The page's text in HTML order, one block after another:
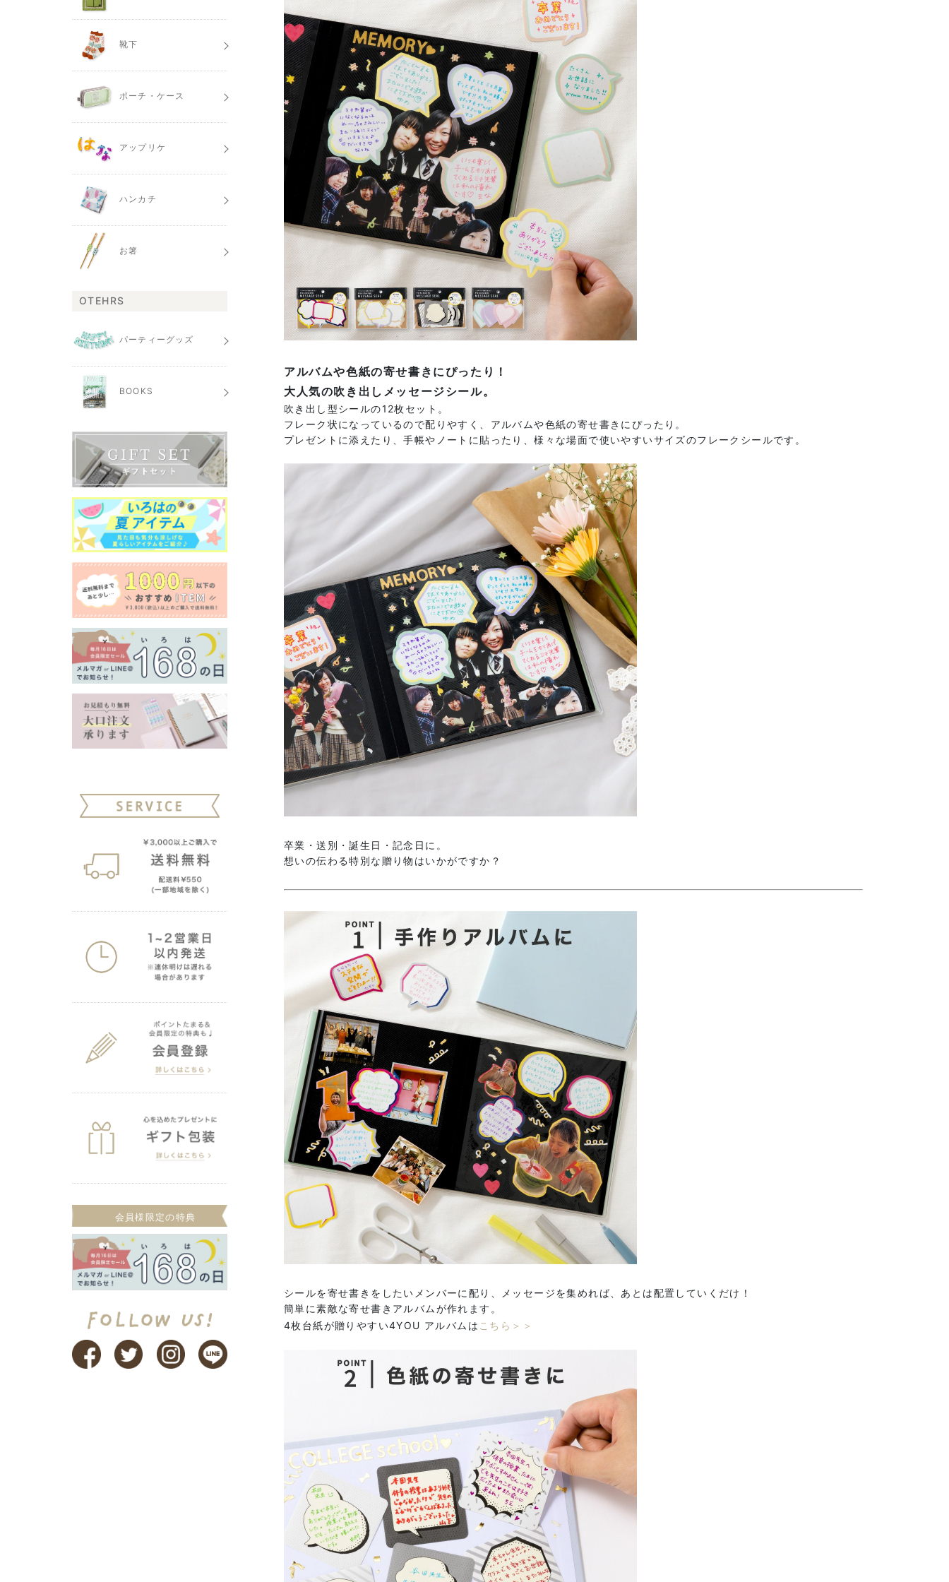
アルバムや色紙の寄せ書きにぴったり！
大人気の吹き出しメッセージシール。
吹き出し型シールの12枚セット。
フレーク状になっているので配りやすく、アルバムや色紙の寄せ書きにぴったり。
プレゼントに添えたり、手帳やノートに貼ったり、様々な場面で使いやすいサイズのフレークシールです。
卒業・送別・誕生日・記念日に。
想いの伝わる特別な贈り物はいかがですか？
シールを寄せ書きをしたいメンバーに配り、メッセージを集めれば、あとは配置していくだけ！
簡単に素敵な寄せ書きアルバムが作れます。
4枚台紙が贈りやすい4YOU アルバムは こちら＞＞
靴下
ポーチ・ケース
アップリケ
ハンカチ
お箸
OTEHRS
パーティーグッズ
BOOKS
会員様限定の特典